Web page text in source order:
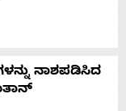
ನಾಶಪಡಿಸಿದ